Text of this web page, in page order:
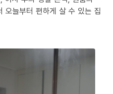
오늘부터 편하게 살 수 있는 집